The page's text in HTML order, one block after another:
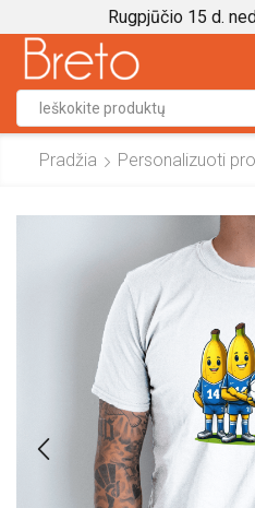
Rugpjūčio 15 d.
Pradžia Personalizuoti